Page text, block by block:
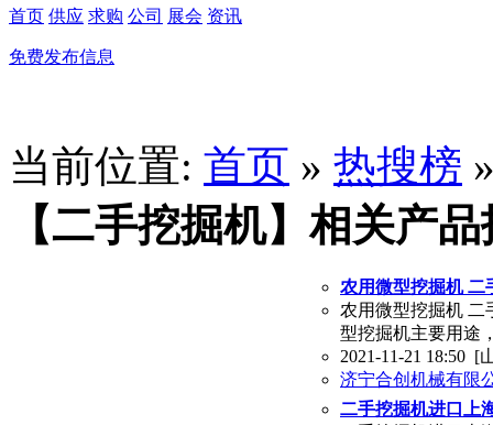
首页 供应 求购 公司 展会 资讯
免费发布信息
当前位置: 首页 » 热搜榜
【二手挖掘机】相关产
农用微型挖掘机 二
农用微型挖掘机 二
型挖掘机主要用途
2021-11-21 18:50 [
济宁合创机械有限
二手挖掘机进口上